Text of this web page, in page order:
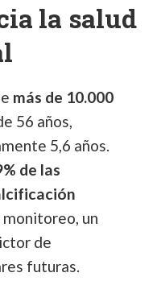
la salud
más de 10.000
56 años,
5,6 años.
de las
un
de
futuras.